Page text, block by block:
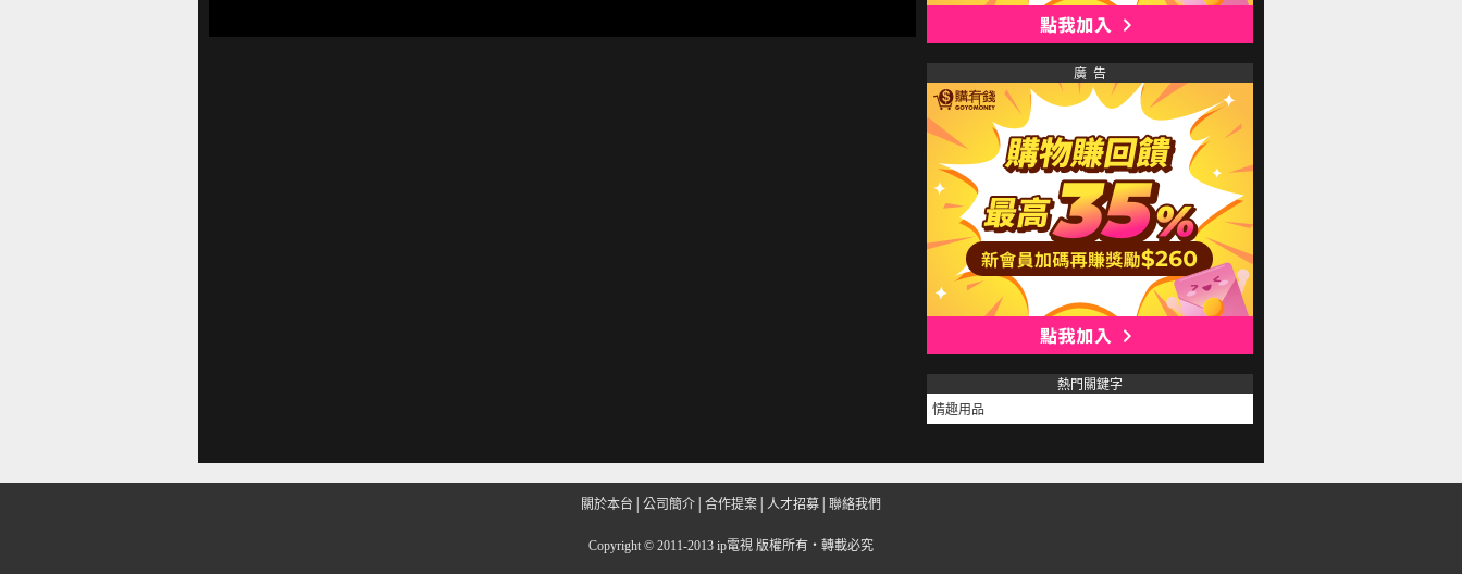
廣 告
熱門關鍵字
情趣用品
關於本台 公司簡介 合作提案 人才招募 聯絡我們
Copyright © 2011-2013 ip電視 版權所有‧轉載必究